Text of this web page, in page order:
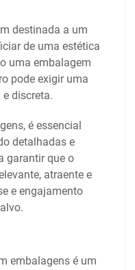
destinada a um
de uma estética
uma embalagem
pode exigir uma
discreta.
é essencial
detalhadas e
garantir que o
atraente e
e engajamento
embalagens é um